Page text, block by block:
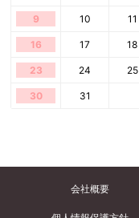
9 10 11
16 17 18
23 24 25
30 31
会社概要